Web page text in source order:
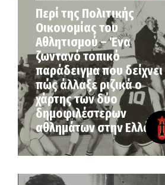
Περί της Πολιτικής
Οικονομίας του
Αθλητισμού – Ένα
ζωντανό τοπικό
παράδειγμα που δείχνει
πώς άλλαξε ριζικά ο
χάρτης των δύο
δημοφιλέστερων
αθλημάτων στην Ελλάδα